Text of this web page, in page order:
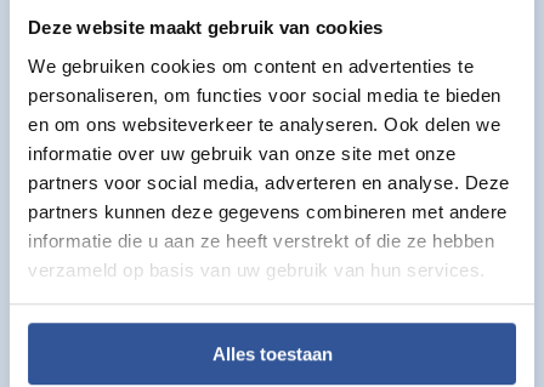
Deze website maakt gebruik van cookies
We gebruiken cookies om content en advertenties te
personaliseren, om functies voor social media te bieden
en om ons websiteverkeer te analyseren. Ook delen we
informatie over uw gebruik van onze site met onze
partners voor social media, adverteren en analyse. Deze
partners kunnen deze gegevens combineren met andere
informatie die u aan ze heeft verstrekt of die ze hebben
verzameld op basis van uw gebruik van hun services.
Alles toestaan